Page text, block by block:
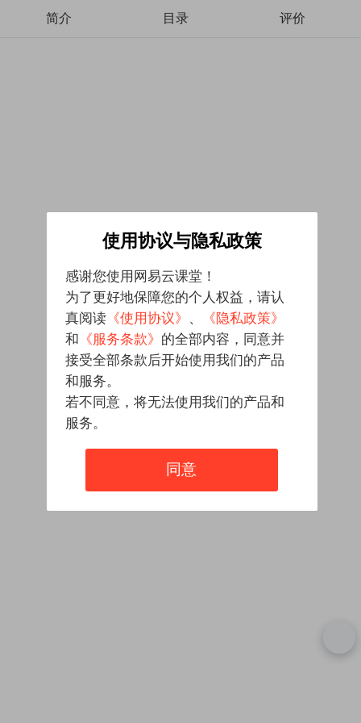
简介 目录 评价
使用协议与隐私政策
感谢您使用网易云课堂！
为了更好地保障您的个人权益，请认
真阅读 《使用协议》 、
《隐私政策》
和 《服务条款》 的全部内容，同意并
接受全部条款后开始使用我们的产品
和服务。
若不同意，将无法使用我们的产品和
服务。
同意